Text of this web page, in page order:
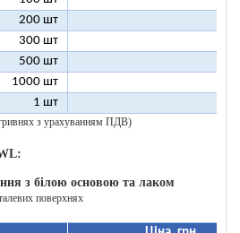
200 шт
300 шт
500 шт
1000 шт
1 шт
гривнях з урахуванням ПДВ)
з білою основою та лаком
поверхнях